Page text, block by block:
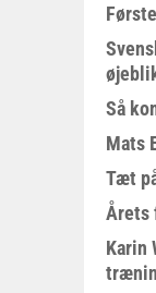
Så
Mats
Tæt
Årets
Karin